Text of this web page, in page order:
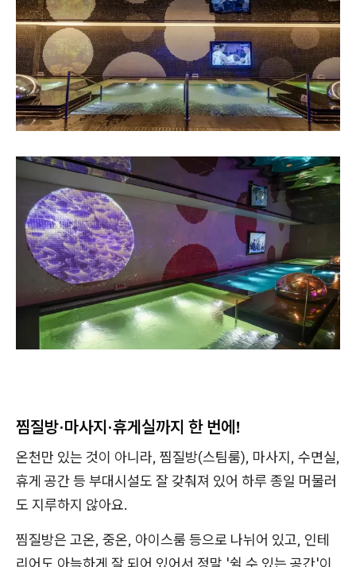
찜질방·마사지·휴게실까지 한 번에!
온천만 있는 것이 아니라, 찜질방(스팀룸), 마사지, 수면실,
휴게 공간 등 부대시설도 잘 갖춰져 있어 하루 종일 머물러
도 지루하지 않아요.
찜질방은 고온, 중온, 아이스룸 등으로 나뉘어 있고, 인테